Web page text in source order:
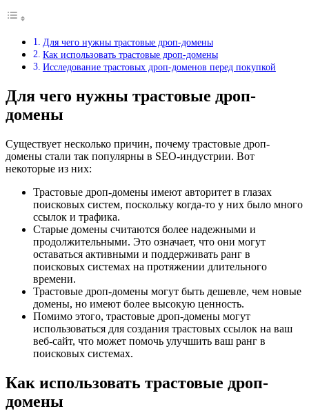
Для чего нужны трастовые дроп-домены
Как использовать трастовые дроп-домены
Исследование трастовых дроп-доменов перед покупкой
Для чего нужны трастовые дроп-
домены
Существует несколько причин, почему трастовые дроп-
домены стали так популярны в SEO-индустрии. Вот
некоторые из них:
Трастовые дроп-домены имеют авторитет в глазах
поисковых систем, поскольку когда-то у них было много
ссылок и трафика.
Старые домены считаются более надежными и
продолжительными. Это означает, что они могут
оставаться активными и поддерживать ранг в
поисковых системах на протяжении длительного
времени.
Трастовые дроп-домены могут быть дешевле, чем новые
домены, но имеют более высокую ценность.
Помимо этого, трастовые дроп-домены могут
использоваться для создания трастовых ссылок на ваш
веб-сайт, что может помочь улучшить ваш ранг в
поисковых системах.
Как использовать трастовые дроп-
домены